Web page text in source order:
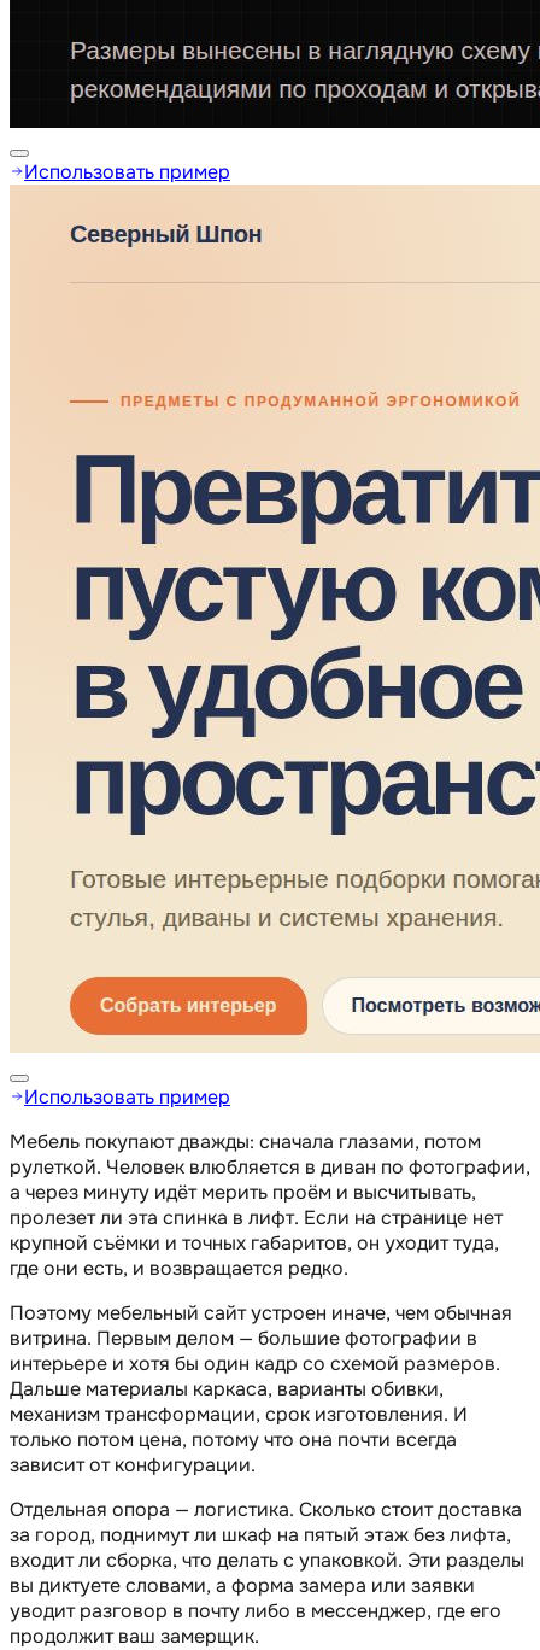
Использовать пример
Использовать пример
Мебель покупают дважды: сначала глазами, потом
рулеткой. Человек влюбляется в диван по фотографии,
а через минуту идёт мерить проём и высчитывать,
пролезет ли эта спинка в лифт. Если на странице нет
крупной съёмки и точных габаритов, он уходит туда,
где они есть, и возвращается редко.
Поэтому мебельный сайт устроен иначе, чем обычная
витрина. Первым делом — большие фотографии в
интерьере и хотя бы один кадр со схемой размеров.
Дальше материалы каркаса, варианты обивки,
механизм трансформации, срок изготовления. И
только потом цена, потому что она почти всегда
зависит от конфигурации.
Отдельная опора — логистика. Сколько стоит доставка
за город, поднимут ли шкаф на пятый этаж без лифта,
входит ли сборка, что делать с упаковкой. Эти разделы
вы диктуете словами, а форма замера или заявки
уводит разговор в почту либо в мессенджер, где его
продолжит ваш замерщик.